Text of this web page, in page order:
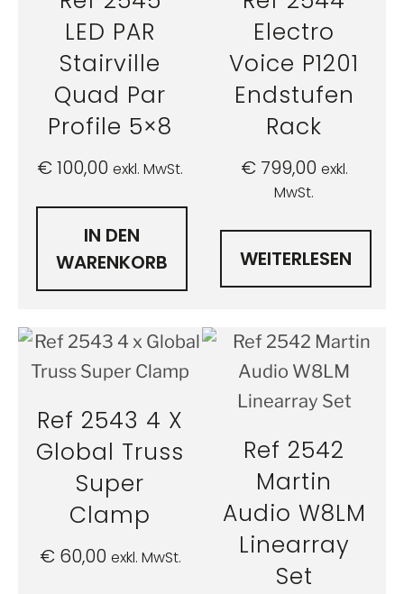
LED PAR
Stairville
Quad Par
Profile 5×8
€100,00 exkl. MwSt.
IN DEN
WARENKORB
Electro
Voice P1201
Endstufen
Rack
€799,00 exkl.
MwSt.
WEITERLESEN
Ref 2543 4 X
Global Truss
Super
Clamp
€60,00 exkl. MwSt.
Ref 2542
Martin
Audio W8LM
Linearray
Set